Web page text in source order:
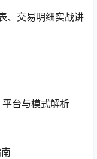
、交易明细实战讲
台与模式解析